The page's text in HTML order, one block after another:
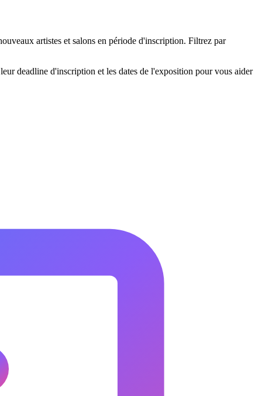
artistes et salons en période d'inscription. Filtrez par
deadline d'inscription et les dates de l'exposition pour vous aider